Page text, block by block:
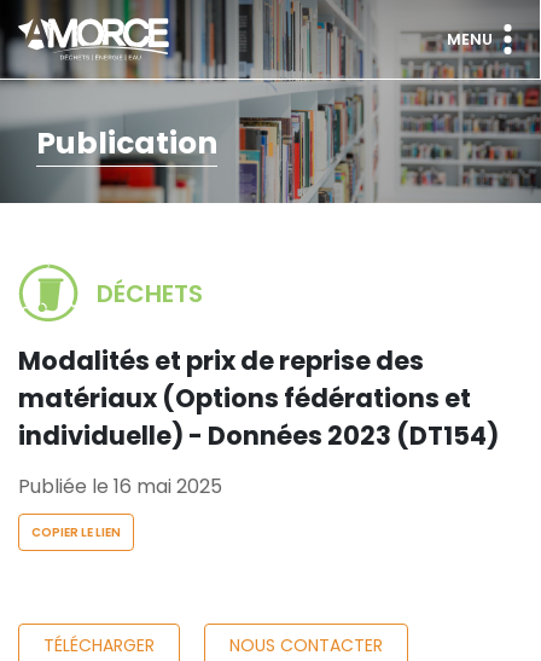
MENU
Publication
DÉCHETS
Modalités et prix de reprise des
matériaux (Options fédérations et
individuelle) - Données 2023 (DT154)
Publiée le 16 mai 2025
COPIER LE LIEN
TÉLÉCHARGER NOUS CONTACTER